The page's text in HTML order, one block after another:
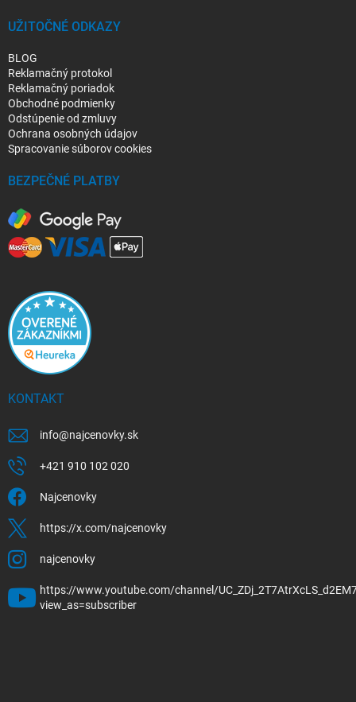
UŽITOČNÉ ODKAZY
BLOG
Reklamačný protokol
Reklamačný poriadok
Obchodné podmienky
Odstúpenie od zmluvy
Ochrana osobných údajov
Spracovanie súborov cookies
BEZPEČNÉ PLATBY
KONTAKT
info@najcenovky.sk
+421 910 102 020
Najcenovky
https://x.com/najcenovky
najcenovky
https://www.youtube.com/channel/
view_as=subscriber